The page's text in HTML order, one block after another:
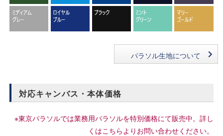
パラソル生地について
対応キャンバス・本体価格
※東京パラソルでは業務用パラソルを特別価格にて販売中。詳し
くはこちらよりお問い合わせください。